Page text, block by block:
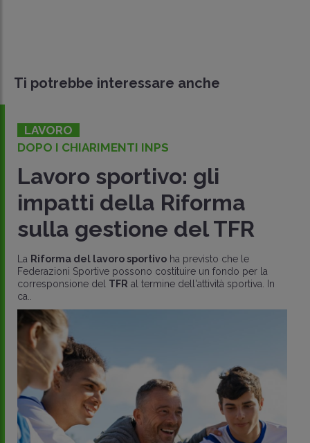
Ti potrebbe interessare anche
LAVORO
DOPO I CHIARIMENTI INPS
Lavoro sportivo: gli
impatti della Riforma
sulla gestione del TFR
La Riforma del lavoro sportivo ha previsto che le
Federazioni Sportive possono costituire un fondo per la
corresponsione del TFR al termine dell'attività sportiva. In
ca..